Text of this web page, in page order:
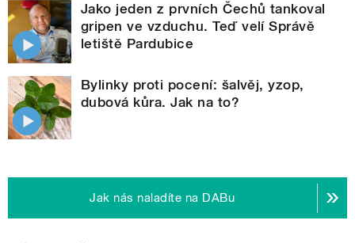
Jako jeden z prvních Čechů tankoval
gripen ve vzduchu. Teď velí Správě
letiště Pardubice
Bylinky proti pocení: šalvěj, yzop,
dubová kůra. Jak na to?
Jak nás naladíte na DABu